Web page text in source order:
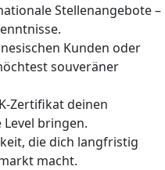
Stellenangebote –
Kunden oder
souveräner
Zertifikat deinen
bringen.
die dich langfristig
macht.